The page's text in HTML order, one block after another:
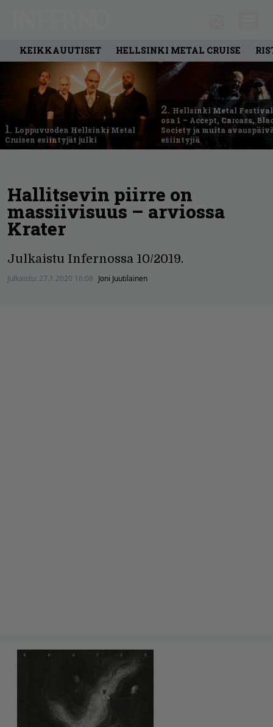
KEIKKAUUTISET HELLSINKI METAL CRUISE
1. Loppuvuoden Hellsinki Metal
Cruisen esiintyjät julki
2. Hellsinki Metal
osa 1 – Accept, Carcass,
Society ja muita
esiintyjiä
Hallitsevin piirre on
massiivisuus – arviossa
Krater
Julkaistu Infernossa 10/2019.
Julkaistu: 27.1.2020 16:08 Joni Juutilainen